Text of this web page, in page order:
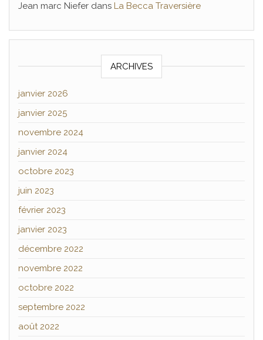
Jean marc Niefer dans La Becca Traversière
ARCHIVES
janvier 2026
janvier 2025
novembre 2024
janvier 2024
octobre 2023
juin 2023
février 2023
janvier 2023
décembre 2022
novembre 2022
octobre 2022
septembre 2022
août 2022